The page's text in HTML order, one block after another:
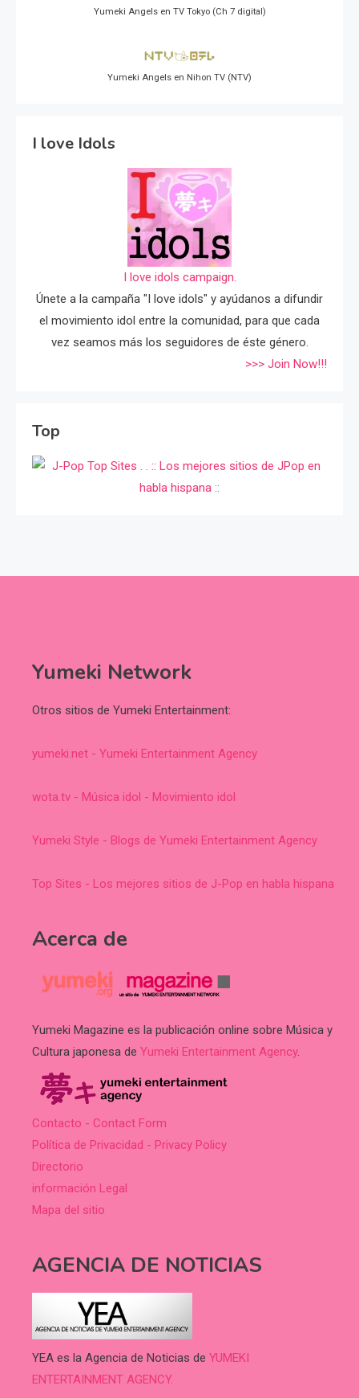
Yumeki Angels en TV Tokyo (Ch 7 digital)
Yumeki Angels en Nihon TV (NTV)
I love Idols
I love idols campaign.
Únete a la campaña "I love idols" y ayúdanos a difundir
el movimiento idol entre la comunidad, para que cada
vez seamos más los seguidores de éste género.
>>> Join Now!!!
Top
Yumeki Network
Otros sitios de Yumeki Entertainment:
yumeki.net - Yumeki Entertainment Agency
wota.tv - Música idol - Movimiento idol
Yumeki Style - Blogs de Yumeki Entertainment Agency
Top Sites - Los mejores sitios de J-Pop en habla hispana
Acerca de
Yumeki Magazine es la publicación online sobre Música y
Cultura japonesa de Yumeki Entertainment Agency.
Contacto - Contact Form
Política de Privacidad - Privacy Policy
Directorio
información Legal
Mapa del sitio
AGENCIA DE NOTICIAS
YEA es la Agencia de Noticias de YUMEKI
ENTERTAINMENT AGENCY.